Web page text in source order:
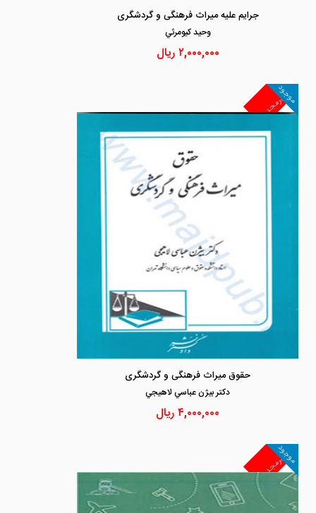
جرایم علیه میراث فرهنگی و گردشگری
وحيد كيومرثي
۲,۰۰۰,۰۰۰ریال
غیرمجد
موجود
حقوق میراث فرهنگی و گردشگری
دكتر بيژن عباسي لاهيجي
۴,۰۰۰,۰۰۰ریال
غیرمجد
موجود